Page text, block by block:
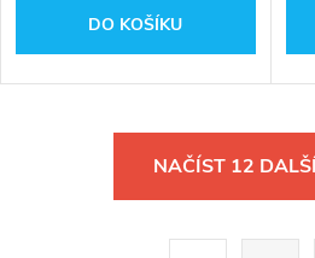
DO KOŠÍKU
NAČÍST 12